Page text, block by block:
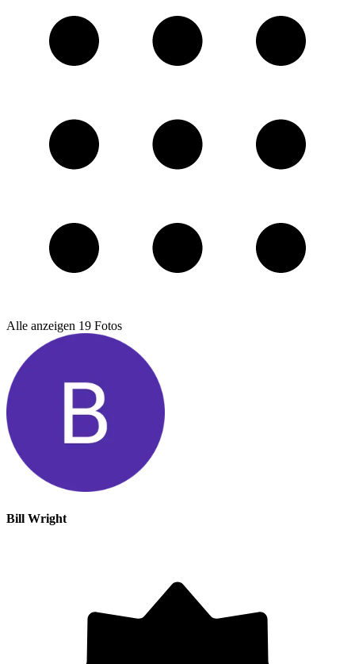
Alle anzeigen 19 Fotos
Bill Wright